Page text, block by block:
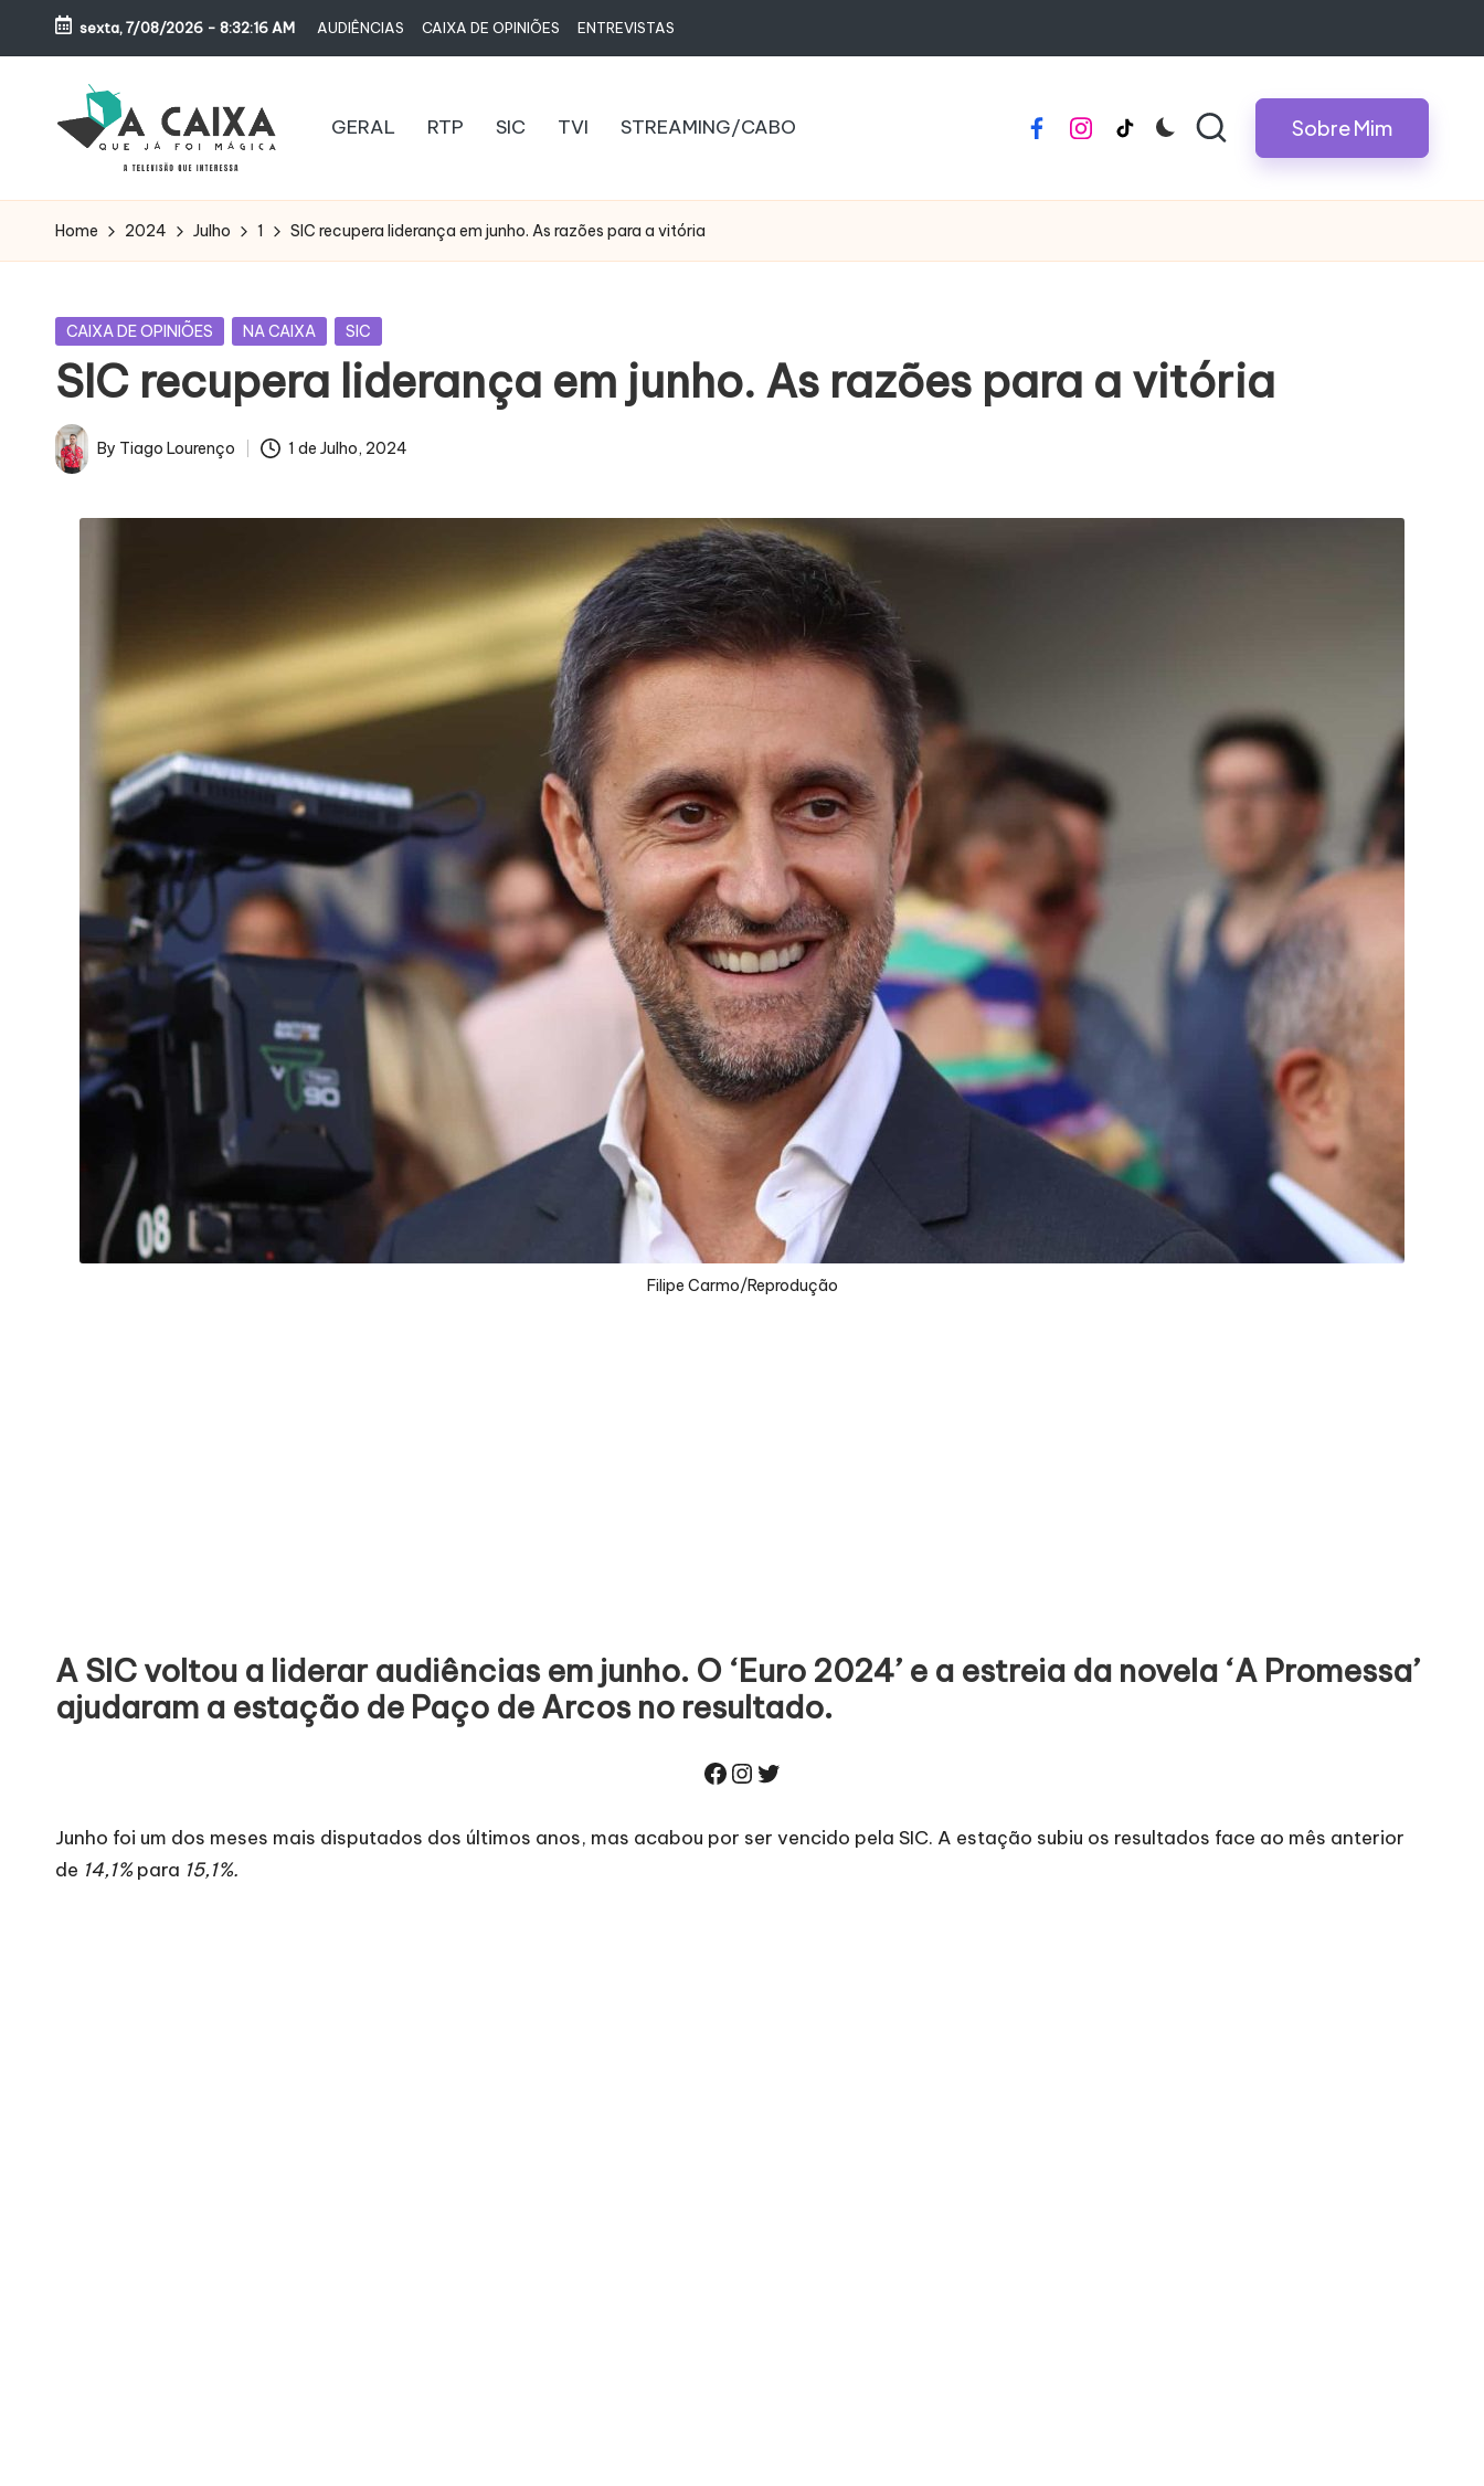
Skip
content
sexta, 7/08/2026 - 8:32:17 AM AUDIÊNCIAS CAIXA DE OPINIÕES ENTREVISTAS
A
C
I
X
A
Q
U
Á
G
C
A
Audiências,
Programas,
Séries
e
Bastidores
GERAL RTP SIC TVI STREAMING/CABO facebookinstagram
tiktok Sobre Mim
Home 2024 Julho 1 SIC recupera liderança em junho. As razões para a vitória
Posted
CAIXA DE OPINIÕES NA CAIXA SIC
SIC recupera liderança em junho. As razões para a vitória
Posted
By Tiago Lourenço 1 de Julho, 2024
Filipe Carmo/Reprodução
A SIC voltou a liderar audiências em junho. O ‘Euro 2024’ e a estreia da novela ‘A Promessa’
ajudaram a estação de Paço de Arcos no resultado.
Facebook
Instagram
Twitter
Junho foi um dos meses mais disputados dos últimos anos, mas acabou por ser vencido pela SIC. A estação subiu os resultados face ao mês anterior
de 14,1%para 15,1%.